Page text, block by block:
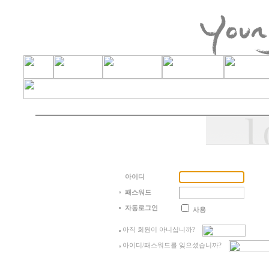
아이디
패스워드
자동로그인 사용
아직 회원이 아니십니까?
아이디/패스워드를 잊으셨습니까?